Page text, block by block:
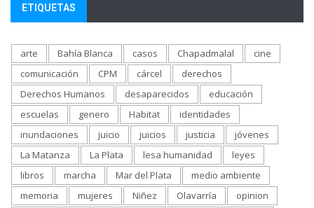
ETIQUETAS
arte Bahía Blanca casos Chapadmalal
cine
comunicación
CPM cárcel
derechos
Derechos Humanos
desaparecidos
educación
escuelas
genero Habitat
identidades
inundaciones
juicio juicios justicia
jóvenes
La Matanza
La Plata lesa humanidad
leyes
libros
marcha Mar del Plata
medio ambiente
memoria
mujeres Niñez Olavarría
opinion